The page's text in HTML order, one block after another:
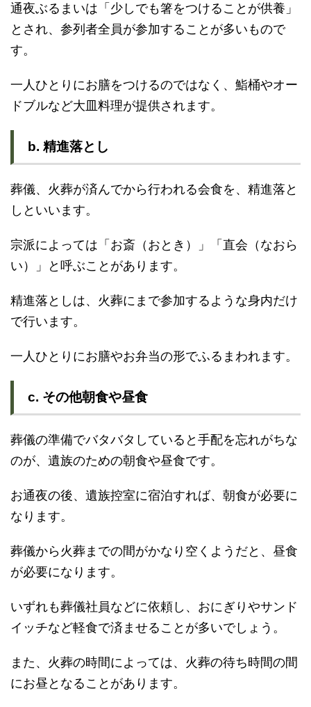
通夜ぶるまいは「少しでも箸をつけることが供養」
とされ、参列者全員が参加することが多いもので
す。
一人ひとりにお膳をつけるのではなく、鮨桶やオー
ドブルなど大皿料理が提供されます。
b. 精進落とし
葬儀、火葬が済んでから行われる会食を、精進落と
しといいます。
宗派によっては「お斎（おとき）」「直会（なおら
い）」と呼ぶことがあります。
精進落としは、火葬にまで参加するような身内だけ
で行います。
一人ひとりにお膳やお弁当の形でふるまわれます。
c. その他朝食や昼食
葬儀の準備でバタバタしていると手配を忘れがちな
のが、遺族のための朝食や昼食です。
お通夜の後、遺族控室に宿泊すれば、朝食が必要に
なります。
葬儀から火葬までの間がかなり空くようだと、昼食
が必要になります。
いずれも葬儀社員などに依頼し、おにぎりやサンド
イッチなど軽食で済ませることが多いでしょう。
また、火葬の時間によっては、火葬の待ち時間の間
にお昼となることがあります。